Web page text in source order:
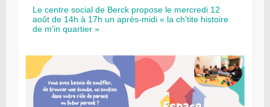
Le centre social de Berck propose le mercredi 12
août de 14h à 17h un après-midi « la ch’tite histoire
de m’in quartier »